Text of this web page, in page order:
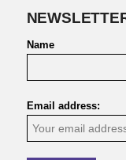
Name
Email address: